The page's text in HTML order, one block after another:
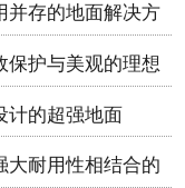
并存的地面解决方
保护与美观的理想
计的超强地面
大耐用性相结合的